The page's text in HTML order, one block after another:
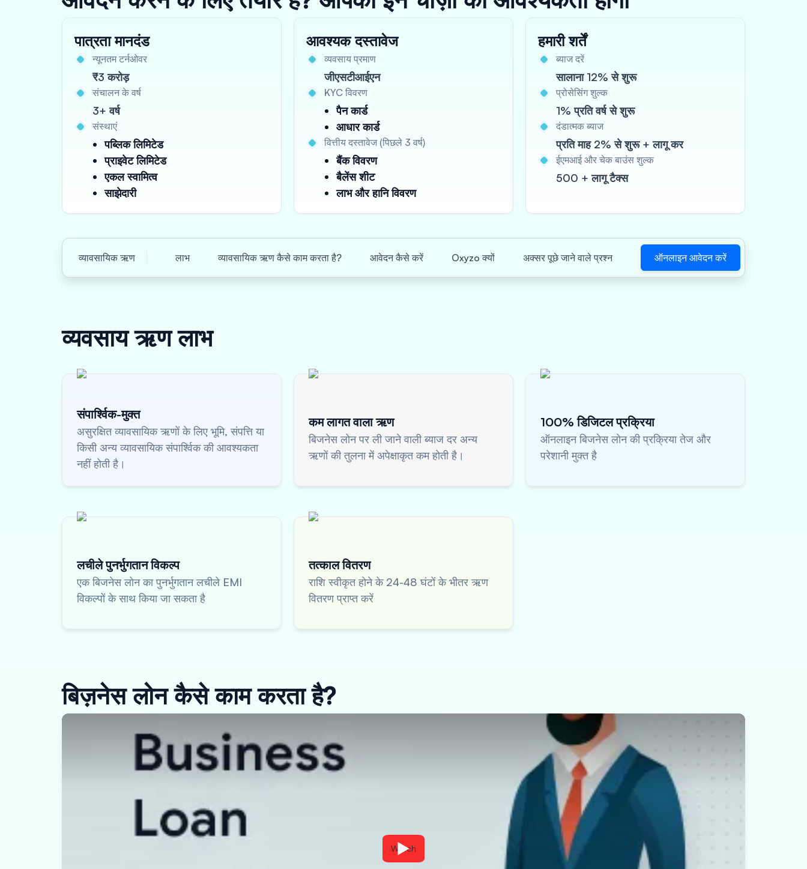
पात्रता मानदंड
न्यूनतम टर्नओवर
₹3 करोड़
संचालन के वर्ष
3+ वर्ष
संस्थाएं
पब्लिक लिमिटेड
प्राइवेट लिमिटेड
एकल स्वामित्व
साझेदारी
आवश्यक दस्तावेज
व्यवसाय प्रमाण
जीएसटीआईएन
KYC विवरण
पैन कार्ड
आधार कार्ड
वित्तीय दस्तावेज (पिछले 3 वर्ष)
बैंक विवरण
बैलेंस शीट
लाभ और हानि विवरण
हमारी शर्तें
ब्याज दरें
सालाना 12% से शुरू
प्रोसेसिंग शुल्क
1% प्रति वर्ष से शुरू
दंडात्मक ब्याज
प्रति माह 2% से शुरू + लागू कर
ईएमआई और चेक बाउंस शुल्क
500 + लागू टैक्स
व्यावसायिक ऋण लाभ व्यावसायिक ऋण कैसे काम करता है? आवेदन कैसे करें Oxyzo क्यों अक्सर पूछे जाने वाले प्रश्न ऑनलाइन आवेदन करें
व्यवसाय ऋणलाभ
संपार्श्विक-मुक्त
असुरक्षित व्यावसायिक ऋणों के लिए भूमि, संपत्ति या
किसी अन्य व्यावसायिक संपार्श्विक की आवश्यकता
नहीं होती है।
कम लागत वाला ऋण
बिजनेस लोन पर ली जाने वाली ब्याज दर अन्य
ऋणों की तुलना में अपेक्षाकृत कम होती है।
100% डिजिटल प्रक्रिया
ऑनलाइन बिजनेस लोन की प्रक्रिया तेज और
परेशानी मुक्त है
लचीले पुनर्भुगतान विकल्प
एक बिजनेस लोन का पुनर्भुगतान लचीले EMI
विकल्पों के साथ किया जा सकता है
तत्काल वितरण
राशि स्वीकृत होने के 24-48 घंटों के भीतर ऋण
वितरण प्राप्त करें
बिज़नेस लोन कैसे काम करता है?
Watch